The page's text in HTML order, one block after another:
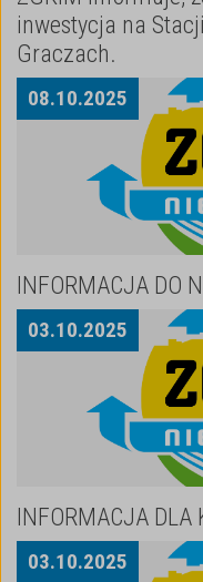
inwestycja na
Graczach.
08.10.2025
INFORMACJA DO
03.10.2025
INFORMACJA DLA
03.10.2025